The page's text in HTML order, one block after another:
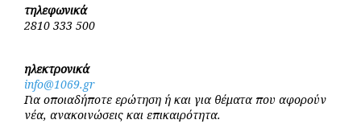
τηλεφωνικά
2810 333 500
ηλεκτρονικά
info@1069.gr
Για οποιαδήποτε ερώτηση ή και για θέματα που αφορούν
νέα, ανακοινώσεις και επικαιρότητα.